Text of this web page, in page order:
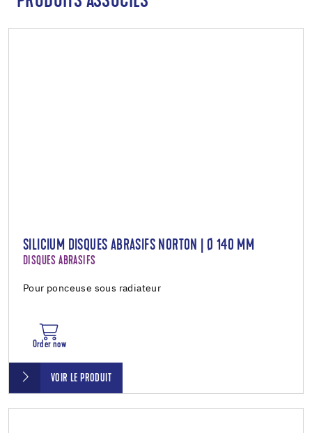
SILICIUM DISQUES ABRASIFS NORTON | Ø 140 MM
DISQUES ABRASIFS
Pour ponceuse sous radiateur
Order now
VOIR LE PRODUIT